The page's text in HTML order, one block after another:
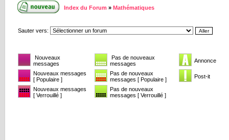
Index du Forum » Mathématiques
Sauter vers:
Nouveaux
messages
Pas de nouveaux
messages
Annonce
Nouveaux messages
[ Populaire ]
Pas de nouveaux
messages [ Populaire ]
Post-it
Nouveaux messages
[ Verrouillé ]
Pas de nouveaux
messages [ Verrouillé ]